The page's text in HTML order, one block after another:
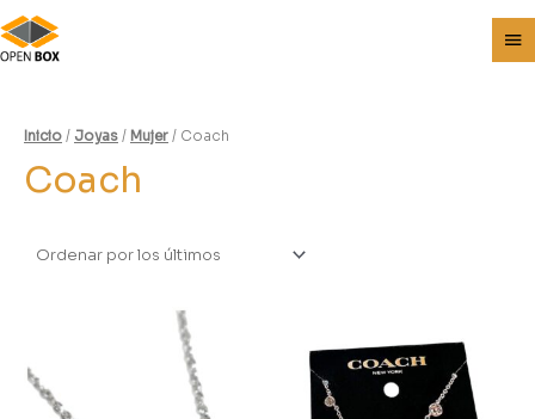
Inicio / Joyas / Mujer / Coach
Coach